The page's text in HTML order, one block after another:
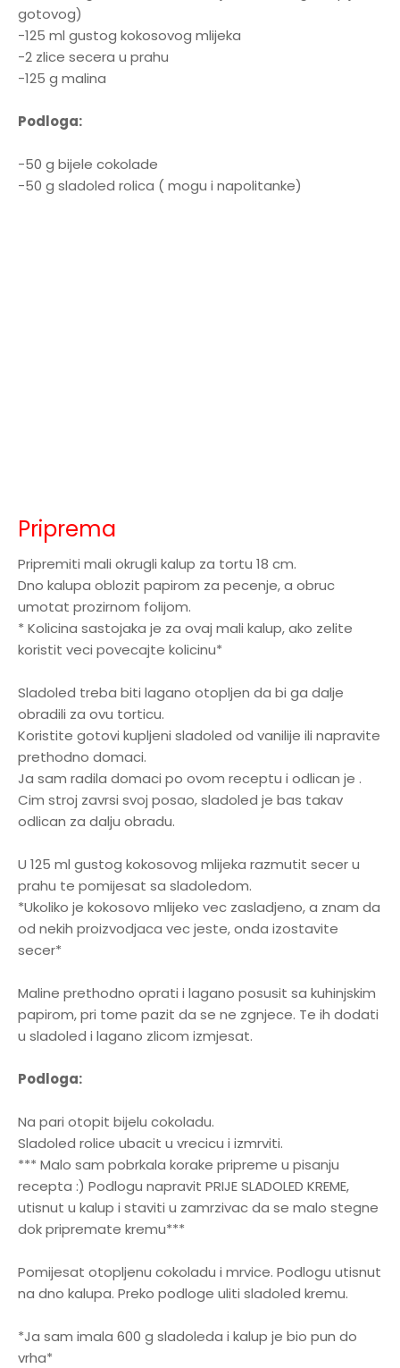
gotovog)
-125 ml gustog kokosovog mlijeka
-2 zlice secera u prahu
-125 g malina
Podloga:
-50 g bijele cokolade
-50 g sladoled rolica ( mogu i napolitanke)
Priprema
Pripremiti mali okrugli kalup za tortu 18 cm.
Dno kalupa oblozit papirom za pecenje, a obruc
umotat prozirnom folijom.
* Kolicina sastojaka je za ovaj mali kalup, ako zelite
koristit veci povecajte kolicinu*
Sladoled treba biti lagano otopljen da bi ga dalje
obradili za ovu torticu.
Koristite gotovi kupljeni sladoled od vanilije ili napravite
prethodno domaci.
Ja sam radila domaci po ovom receptu i odlican je .
Cim stroj zavrsi svoj posao, sladoled je bas takav
odlican za dalju obradu.
U 125 ml gustog kokosovog mlijeka razmutit secer u
prahu te pomijesat sa sladoledom.
*Ukoliko je kokosovo mlijeko vec zasladjeno, a znam da
od nekih proizvodjaca vec jeste, onda izostavite
secer*
Maline prethodno oprati i lagano posusit sa kuhinjskim
papirom, pri tome pazit da se ne zgnjece. Te ih dodati
u sladoled i lagano zlicom izmjesat.
Podloga:
Na pari otopit bijelu cokoladu.
Sladoled rolice ubacit u vrecicu i izmrviti.
*** Malo sam pobrkala korake pripreme u pisanju
recepta :) Podlogu napravit PRIJE SLADOLED KREME,
utisnut u kalup i staviti u zamrzivac da se malo stegne
dok pripremate kremu***
Pomijesat otopljenu cokoladu i mrvice. Podlogu utisnut
na dno kalupa. Preko podloge uliti sladoled kremu.
*Ja sam imala 600 g sladoleda i kalup je bio pun do
vrha*